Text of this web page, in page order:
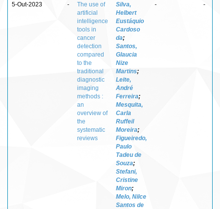
5-Out-2023 -
The use of
artificial
intelligence
tools in
cancer
detection
compared
to the
traditional
diagnostic
imaging
methods :
an
overview of
the
systematic
reviews
Silva,
Helbert
Eustáquio
Cardoso
da;
Santos,
Glaucia
Nize
Martins;
Leite,
André
Ferreira;
Mesquita,
Carla
Ruffeil
Moreira;
Figueiredo,
Paulo
Tadeu de
Souza;
Stefani,
Cristine
Miron;
Melo, Nilce
Santos de
- -